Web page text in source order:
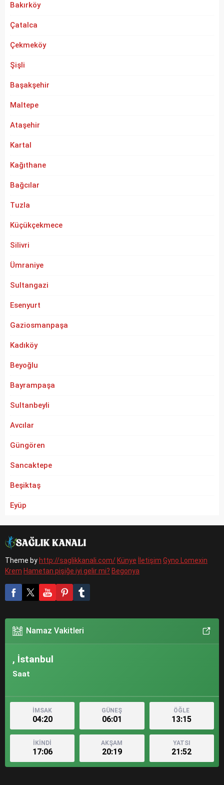
Bakırköy
Çatalca
Çekmeköy
Şişli
Başakşehir
Maltepe
Ataşehir
Kartal
Kağıthane
Bağcılar
Tuzla
Küçükçekmece
Silivri
Ümraniye
Sultangazi
Esenyurt
Gaziosmanpaşa
Kadıköy
Beyoğlu
Bayrampaşa
Sultanbeyli
Avcılar
Güngören
Sancaktepe
Beşiktaş
Eyüp
Theme by http://saglikkanali.com/ Künye İletişim Gyno Lomexin
Krem Hametan pişiğe iyi gelir mi? Begonya
Namaz Vakitleri
, İstanbul
Saat
İMSAK
04:20
GÜNEŞ
06:01
ÖĞLE
13:15
İKİNDİ
17:06
AKŞAM
20:19
YATSI
21:52